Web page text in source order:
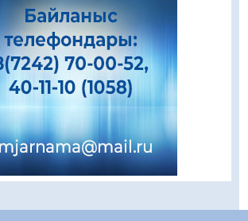
шырағданы, ой-сананың
залалсыздандыру жұмыстары